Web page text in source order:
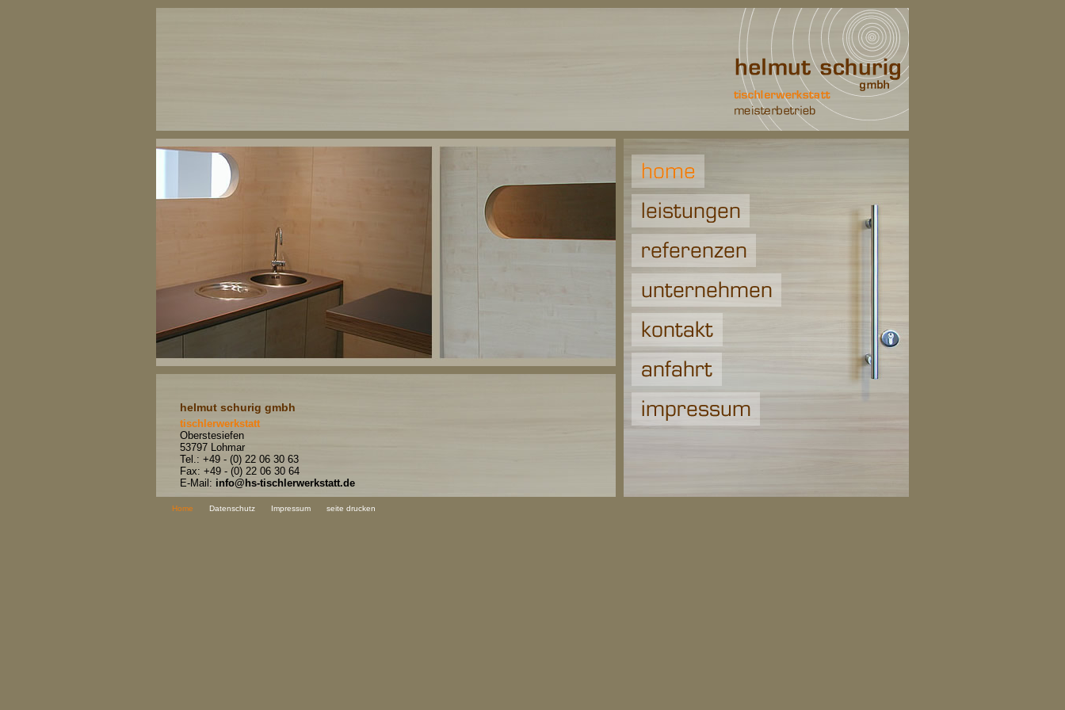
helmut schurig gmbh
tischlerwerkstatt
Oberstesiefen
53797 Lohmar
Tel.: +49 - (0) 22 06 30 63
Fax: +49 - (0) 22 06 30 64
E-Mail: info@hs-tischlerwerkstatt.de
Home Datenschutz Impressum seite drucken